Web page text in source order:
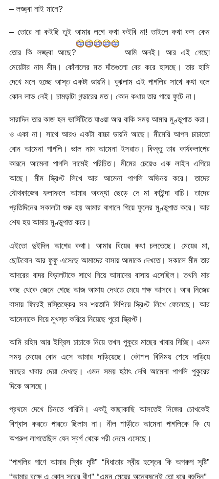
– লজ্জ্বা নাই মানে?
– তোরে না কইছি তুই আমার লগে কথা কইবি না! তাইলে কথা কস কেন
তোর কি লজ্জ্বা আছে?
আমি অনই। আর এই গেছো
মেয়েটার নাম মীম। কোঁদালের মত দাঁতগুলো বের করে হাসছে। তার হাসি
দেখে মনে হচ্ছে আস্ত একটা ডায়নি। বুঝলাম এই পাগলির সাথে কথা বলে
কোন লাভ নেই। চামড়াটা গন্ডারের মত। কোন কথায় তার গায়ে ফুটে না।
সারাদিন তার কাজ হল ভার্সিটিতে যাওয়া আর বাকি সময় আমার মুণ্ডুপাত করা।
ও একা না। সাথে আরও একটা বাচ্চা ডায়নি আছে। মীমেরি আপন চাচাতো
বোন আমেনা পাগলি। ভাল নাম আমেনা ইসরাত। কিন্তু তার কার্যকলাপের
কারনে আমেনা পাগলি নামেই পরিচিত। মীমের চেয়েও এক লাইন এগিয়ে
আছে। মীম স্ক্রিপ্ট লিখে আর আমেনা পাগলি অভিনয় করে। তাদের
যৌথকাজের ফলাফলে আমার অবন্থা ছেড়ে দে মা কাইন্দা বাচি। তাদের
প্রতিদিনের সকালটা শুরু হয় আমার বাগানে গিয়ে ফুলের মুণ্ডুপাত করে। আর
শেষ হয় আমার মুণ্ডুপাত করে।
এইতো দুইদিন আগের কথা। আমার বিয়ের কথা চলতেছে। মেয়ের মা,
ছোটবোন আর ফুফু এসেছে আমাদের বাসায় আমাকে দেখতে। সকালে মীম তার
আদরের বাদর বিড়ালটাকে সাথে নিয়ে আমাদের বাসায় এসেছিল। তখনি মার
কাছ থেকে জেনে গেছে আজ আমায় দেখতে মেয়ে পক্ষ আসবে। আর নিজের
বাসায় ফিরেই মস্তিষ্কের সব শয়তানি মিশিয়ে স্ক্রিপ্ট লিখে ফেলেছে। আর
আমেনাকে দিয়ে মুখস্ত করিয়ে নিয়েছে পুরো স্ক্রিপ্ট।
আমি রহিম আর ইদ্রিস চাচাকে নিয়ে তখন পুকুরে মাছের খাবার দিচ্ছি। এমন
সময় মেয়ের বোন এসে আমার দাড়িয়েছে। কৌশল বিনিময় শেষে দাড়িয়ে
মাছের খাবার দেয়া দেখছে। এমন সময় হঠাৎ দেখি আমেনা পাগলি পুকুরের
দিকে আসছে।
প্রথমে দেখে চিনতে পারিনি। একটু কাছাকাছি আসতেই নিজের চোখকেই
বিশ্বাস করতে পারতে ছিলাম না। নীল শাড়ীতে আমেনা পাগলিকে কি যে
অপরুপ লাগতেছিল যেন স্বর্গ থেকে পরী নেমে এসেছে।
“পাগলির পাণে আমার স্থির দৃষ্টি” “বিধাতার স্বীয় হস্তের কি অপরুপ সৃষ্টি”
“আমার বক্ষে এ কোন সুরের বীণ” “এমন মেয়ের অন্বেষনেই তো ধরে বহুদিন”